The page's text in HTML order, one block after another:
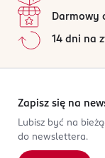
Darmowy
14 dni na
Zapisz się na
Lubisz być na
do newslettera.